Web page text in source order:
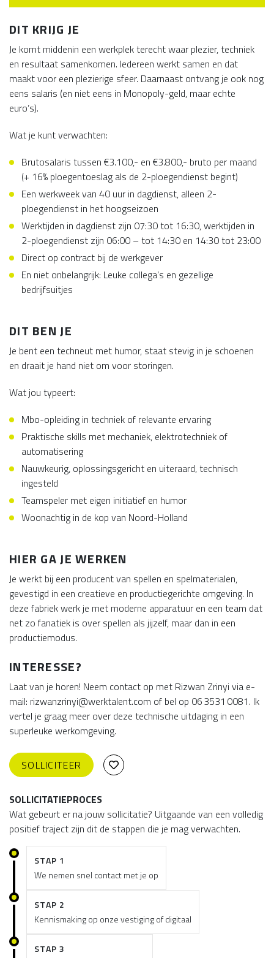
DIT KRIJG JE
Je komt middenin een werkplek terecht waar plezier, techniek
en resultaat samenkomen. Iedereen werkt samen en dat
maakt voor een plezierige sfeer. Daarnaast ontvang je ook nog
eens salaris (en niet eens in Monopoly-geld, maar echte
euro’s).
Wat je kunt verwachten:
Brutosalaris tussen €3.100,- en €3.800,- bruto per maand
(+ 16% ploegentoeslag als de 2-ploegendienst begint)
Een werkweek van 40 uur in dagdienst, alleen 2-
ploegendienst in het hoogseizoen
Werktijden in dagdienst zijn 07:30 tot 16:30, werktijden in
2-ploegendienst zijn 06:00 – tot 14:30 en 14:30 tot 23:00
Direct op contract bij de werkgever
En niet onbelangrijk: Leuke collega’s en gezellige
bedrijfsuitjes
DIT BEN JE
Je bent een techneut met humor, staat stevig in je schoenen
en draait je hand niet om voor storingen.
Wat jou typeert:
Mbo-opleiding in techniek of relevante ervaring
Praktische skills met mechaniek, elektrotechniek of
automatisering
Nauwkeurig, oplossingsgericht en uiteraard, technisch
ingesteld
Teamspeler met eigen initiatief en humor
Woonachtig in de kop van Noord-Holland
HIER GA JE WERKEN
Je werkt bij een producent van spellen en spelmaterialen,
gevestigd in een creatieve en productiegerichte omgeving. In
deze fabriek werk je met moderne apparatuur en een team dat
net zo fanatiek is over spellen als jijzelf, maar dan in een
productiemodus.
INTERESSE?
Laat van je horen! Neem contact op met Rizwan Zrinyi via e-
mail: rizwanzrinyi@werktalent.com of bel op 06 3531 0081. Ik
vertel je graag meer over deze technische uitdaging in een
superleuke werkomgeving.
SOLLICITEER
SOLLICITATIEPROCES
Wat gebeurt er na jouw sollicitatie? Uitgaande van een volledig
positief traject zijn dit de stappen die je mag verwachten.
STAP 1
We nemen snel contact met je op
STAP 2
Kennismaking op onze vestiging of digitaal
STAP 3